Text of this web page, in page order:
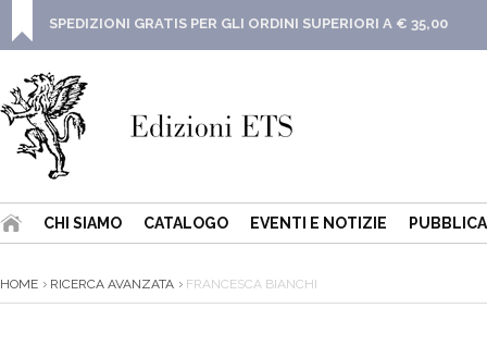
SPEDIZIONI GRATIS PER GLI ORDINI SUPERIORI A € 35,00
CHI SIAMO CATALOGO EVENTI E NOTIZIE
HOME RICERCA AVANZATA FRANCESCA BIANCHI